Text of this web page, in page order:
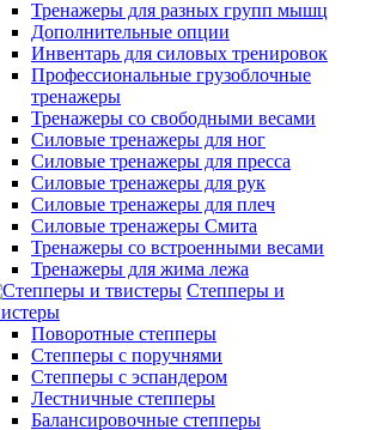
Тренажеры для разных групп мышц
Дополнительные опции
Инвентарь для силовых тренировок
Профессиональные грузоблочные
тренажеры
Тренажеры со свободными весами
Силовые тренажеры для ног
Силовые тренажеры для пресса
Силовые тренажеры для рук
Силовые тренажеры для плеч
Силовые тренажеры Смита
Тренажеры со встроенными весами
Тренажеры для жима лежа
Степперы и
Поворотные степперы
Степперы с поручнями
Степперы с эспандером
Лестничные степперы
Балансировочные степперы